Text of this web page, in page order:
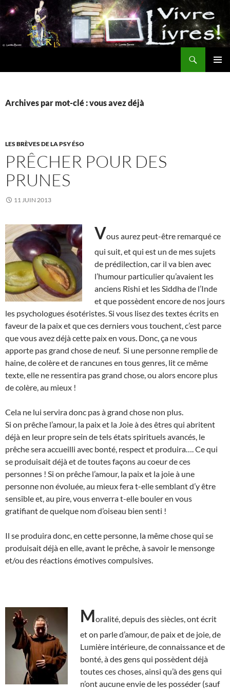
Aller
au
contenu
Archives par mot-clé : vous avez déjà
LES BRÈVES DE LA PSY ÉSO
PRÊCHER POUR DES
PRUNES
11 JUIN 2013
Vous aurez peut-être remarqué ce
qui suit, et qui est un de mes sujets
de prédilection, car il va bien avec
l’humour particulier qu’avaient les
anciens Rishi et les Siddha de l’Inde
et que possèdent encore de nos jours
les psychologues ésotéristes. Si vous lisez des textes écrits en
faveur de la paix et que ces derniers vous touchent, c’est parce
que vous avez déjà cette paix en vous. Donc, ça ne vous
apporte pas grand chose de neuf. Si une personne remplie de
haine, de colère et de rancunes en tous genres, lit ce même
texte, elle ne ressentira pas grand chose, ou alors encore plus
de colère, au mieux !
Cela ne lui servira donc pas à grand chose non plus.
Si on prêche l’amour, la paix et la Joie à des êtres qui abritent
déjà en leur propre sein de tels états spirituels avancés, le
prêche sera accueilli avec bonté, respect et produira…. Ce qui
se produisait déjà et de toutes façons au coeur de ces
personnes ! Si on prêche l’amour, la paix et la joie à une
personne non évoluée, au mieux fera t-elle semblant d’y être
sensible et, au pire, vous enverra t-elle bouler en vous
gratifiant de quelque nom d’oiseau bien senti !
Il se produira donc, en cette personne, la même chose qui se
produisait déjà en elle, avant le prêche, à savoir le mensonge
et/ou des réactions émotives compulsives.
Moralité, depuis des siècles, ont écrit
et on parle d’amour, de paix et de joie, de
Lumière intérieure, de connaissance et de
bonté, à des gens qui possèdent déjà
toutes ces choses, ainsi qu’à des gens qui
n’ont aucune envie de les posséder (sauf